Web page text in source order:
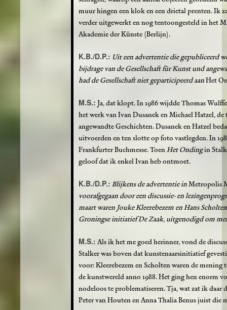
muur hingen een klok en een drietal prenten. Ik
verder uitgewerkt en nog tentoongesteld in het
Akademie der Künste (Berlijn).
K.B./D.P.: Uit een advertentie die gepubliceerd
bijdrage van de Gesellschaft für Kunst und
had de Gesellschaft niet geparticipeerd aanHet
M.S.: Ja, dat klopt. In 1986 wijdde Thomas
het werk van Ivan Dusanek en Michael Hatzel,
angewandte Geschichten. Dusanek en Hatzel
uitvoerden en ten slotte op foto vastlegden. In
Frankfurter Buchmesse. ToenHet Ondingin
geloof dat ik enkel Ivan heb ontmoet.
K.B./D.P.: Blijkens de advertentie inMetropolis
voorafgegaan door een discussie- en
maart waren Jouke Kleerebezem en Hans
Groningse initiatief De Zaak, uitgenodigd om
M.S.: Als ik het me goed herinner, vond de
Stalker was boven dat kunstenaarsinitiatief
voor: Kleerebezem en Scholten waren de mening
de kunstwereld anno 1988. Het ging hen enorm
nodeloos te problematiseren. Tja, wat zat ik daar
Peter van Houten en Anna Thalia Benus juist die